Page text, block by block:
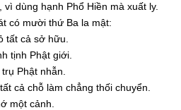
dùng hạnh Phổ Hiền mà xuất ly.
có mười thứ Ba la mật:
tất cả sở hữu.
tịnh Phật giới.
Phật nhẫn.
cả chỗ làm chẳng thối chuyển.
một cảnh.